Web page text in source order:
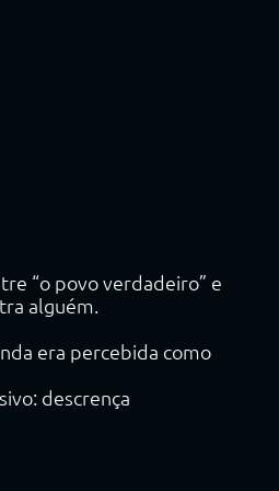
“o povo verdadeiro” e
alguém.
era percebida como
descrença